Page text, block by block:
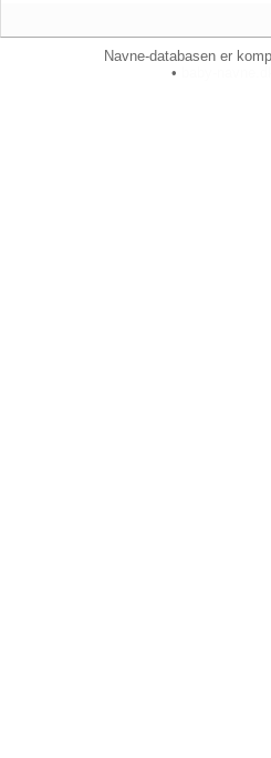
Navne-databasen er
•